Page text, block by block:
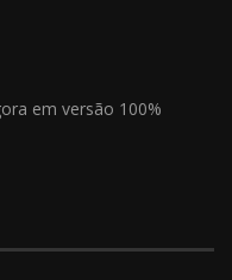
em versão 100%